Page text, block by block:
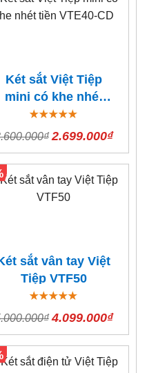
Két sắt Việt Tiệp
mini có khe nhét
tiền VTE40-CD
2.699.000₫
sắt vân tay Việt
Tiệp VTF50
4.099.000₫